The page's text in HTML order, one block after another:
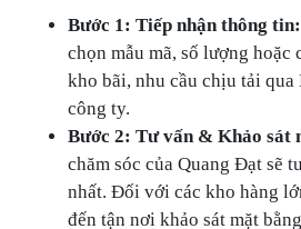
Bước 1: Tiếp nhận thông tin:
chọn mẫu mã, số lượng hoặc
kho bãi, nhu cầu chịu tải
công ty.
Bước 2: Tư vấn & Khảo sát
chăm sóc của Quang Đạt sẽ
nhất. Đối với các kho hàng
đến tận nơi khảo sát mặt